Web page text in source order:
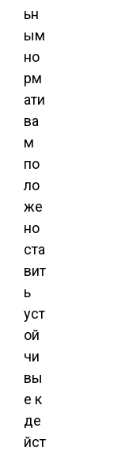
ьн
ым
но
рм
ати
ва
м
по
ло
же
но
ста
вит
ь
уст
ой
чи
вы
е к
де
йст